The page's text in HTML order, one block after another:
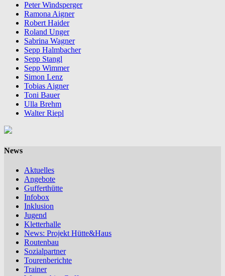
Peter Windsperger
Ramona Aigner
Robert Haider
Roland Unger
Sabrina Wagner
Sepp Halmbacher
Sepp Stangl
Sepp Wimmer
Simon Lenz
Tobias Aigner
Toni Bauer
Ulla Brehm
Walter Riepl
News
Aktuelles
Angebote
Gufferthütte
Infobox
Inklusion
Jugend
Kletterhalle
News: Projekt Hütte&Haus
Routenbau
Sozialpartner
Tourenberichte
Trainer